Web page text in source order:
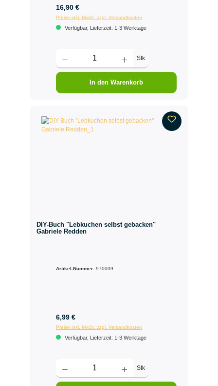
16,90 €
Preise inkl. MwSt. zzgl. Versandkosten
Verfügbar, Lieferzeit: 1-3 Werktage
Stk
In den Warenkorb
DIY-Buch "Lebkuchen selbst gebacken"
Gabriele Redden
Artikel-Nummer: 970009
6,99 €
Preise inkl. MwSt. zzgl. Versandkosten
Verfügbar, Lieferzeit: 1-3 Werktage
Stk